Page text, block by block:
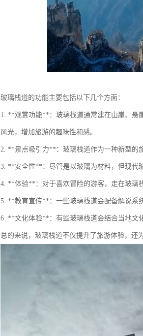
玻璃栈道的功能主要包括以下几个方面：
1. **观赏功能**：玻璃栈道通常建在山崖、悬
风光，增加旅游的趣味性和感。
2. **景点吸引力**：玻璃栈道作为一种新型的
3. **安全性**：尽管是以玻璃为材料，但现代
4. **体验**：对于喜欢冒险的游客，走在玻璃
5. **教育宣传**：一些玻璃栈道会配备解说系
6. **文化体验**：有些玻璃栈道会结合当地文
总的来说，玻璃栈道不仅提升了旅游体验，还